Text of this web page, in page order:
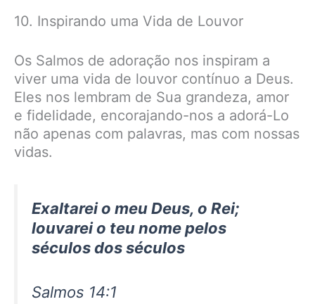
10. Inspirando uma Vida de Louvor
Os Salmos de adoração nos inspiram a
viver uma vida de louvor contínuo a Deus.
Eles nos lembram de Sua grandeza, amor
e fidelidade, encorajando-nos a adorá-Lo
não apenas com palavras, mas com nossas
vidas.
Exaltarei o meu Deus, o Rei;
louvarei o teu nome pelos
séculos dos séculos
Salmos 14:1